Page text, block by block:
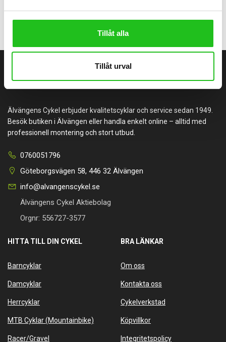
Tillåt alla
Tillåt urval
ÄLVÄNGENS CYKEL
Älvängens Cykel erbjuder kvalitetscyklar och service sedan 1949.
Besök butiken i Älvängen eller handla enkelt online – alltid med
professionell montering och stort utbud.
0760051796
Göteborgsvägen 58, 446 32 Älvängen
info@alvangenscykel.se
Älvängens Cykel Aktiebolag
Orgnr: 556727-3577
HITTA TILL DIN CYKEL
Barncyklar
Damcyklar
Herrcyklar
MTB Cyklar (Mountainbike)
Racer/Gravel
BRA LÄNKAR
Om oss
Kontakta oss
Cykelverkstad
Köpvillkor
Integritetspolicy